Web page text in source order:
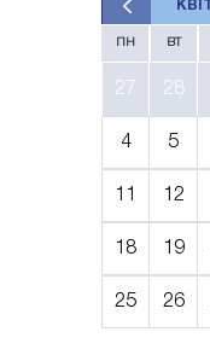
ПН ВТ
27 28
4 5
12
18 19
25 26